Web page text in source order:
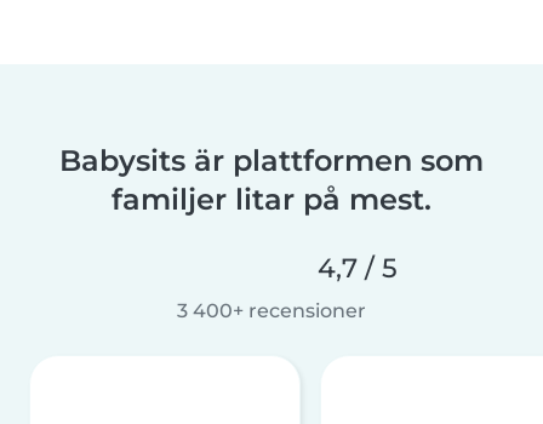
Babysits är plattformen som
familjer litar på mest.
4,7 / 5
3 400+ recensioner